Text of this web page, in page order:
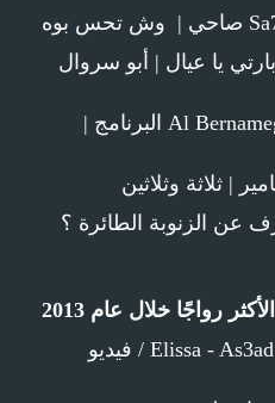
7- Saudi Party Rock بارتي يا عيال | أبو سروال
8- Al Bernameg | Bassem Youssef البرنامج |
رواجًا خلال عام 2013
1- Elissa - As3ad Wahda Video Clip / فيديو